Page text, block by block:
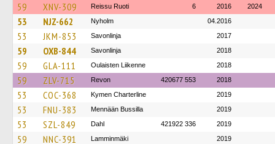
59 XNV-309 Reissu Ruoti 6 2016 2024
53 NJZ-662 Nyholm 04.2016
53 JKM-853 Savonlinja 2017
59 OXB-844 Savonlinja 2018
59 GLA-111 Oulaisten Liikenne 2018
59 ZLV-715 Revon 420677 553 2018
53 COC-368 Kymen Charterline 2019
53 FNU-383 Mennään Bussilla 2019
53 SZL-849 Dahl 421922 336 2019
59 NNC-391 Lamminmäki 2019